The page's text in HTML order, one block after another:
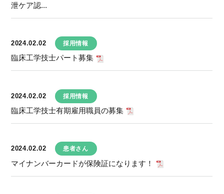
泄ケア認...
2024.02.02 採用情報
臨床工学技士パート募集
2024.02.02 採用情報
臨床工学技士有期雇用職員の募集
2024.02.02 患者さん
マイナンバーカードが保険証になります！